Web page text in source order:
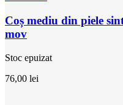
Coș mediu din piele
mov
Stoc epuizat
76,00 lei